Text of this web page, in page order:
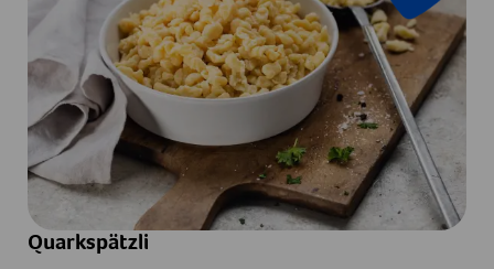
Quarkspätzli